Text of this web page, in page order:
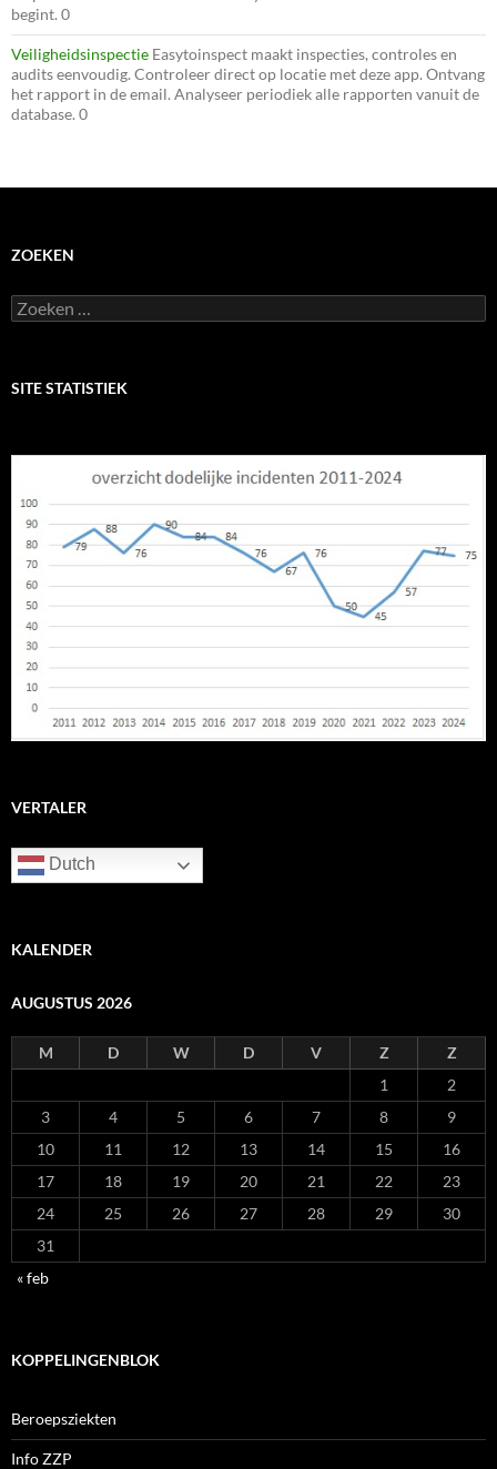
begint. 0
Veiligheidsinspectie Easytoinspect maakt inspecties, controles en
audits eenvoudig. Controleer direct op locatie met deze app. Ontvang
het rapport in de email. Analyseer periodiek alle rapporten vanuit de
database. 0
ZOEKEN
Zoeken
naar:
SITE STATISTIEK
VERTALER
Dutch
KALENDER
AUGUSTUS 2026
M D W D V Z
Z
1
2
3
4 5 6 7 8
9
10
11 12 13 14 15
16
17
18 19 20 21 22
23
24
25 26 27 28 29
30
31
« feb
KOPPELINGENBLOK
Beroepsziekten
Info ZZP